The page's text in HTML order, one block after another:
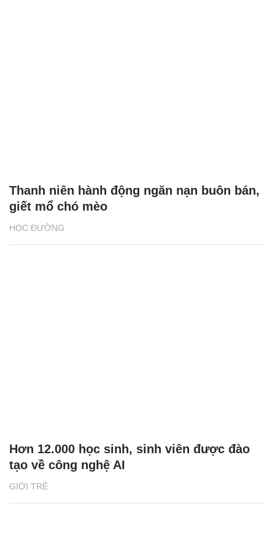
HỌC ĐƯỜNG
Thanh niên hành động ngăn nạn buôn bán,
giết mổ chó mèo
GIỚI TRẺ
Hơn 12.000 học sinh, sinh viên được đào
tạo về công nghệ AI